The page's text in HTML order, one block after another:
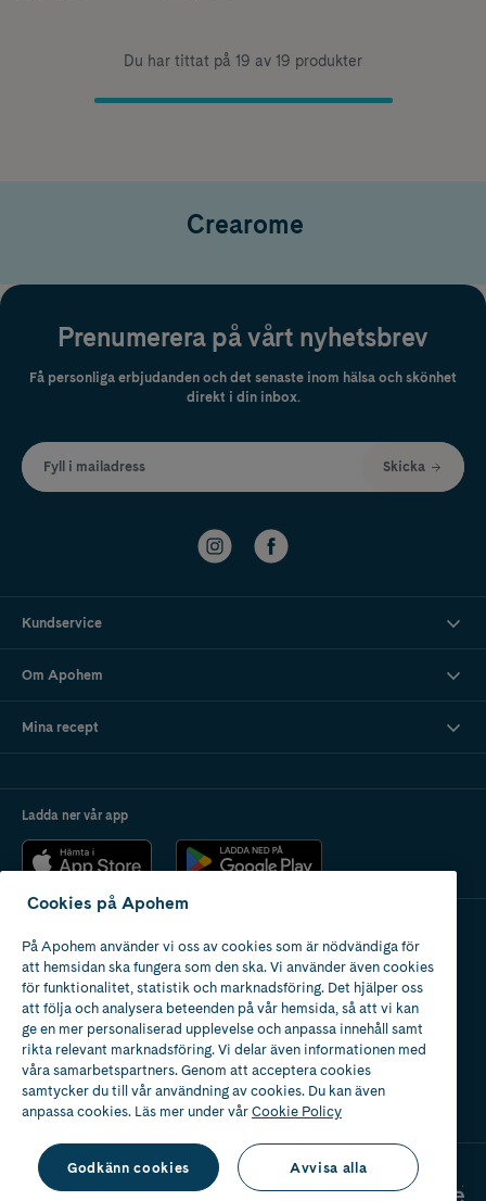
Du har tittat på 19 av 19 produkter
Crearome
Prenumerera på vårt nyhetsbrev
Få personliga erbjudanden och det senaste inom hälsa och skönhet
direkt i din inbox.
Fyll i mailadress Skicka
Kundservice
Om Apohem
Mina recept
Ladda ner vår app
Apotek med tillstånd
av Läkemedelsverket
2024
Cookies på Apohem
På Apohem använder vi oss av cookies som är nödvändiga för
att hemsidan ska fungera som den ska. Vi använder även cookies
för funktionalitet, statistik och marknadsföring. Det hjälper oss
att följa och analysera beteenden på vår hemsida, så att vi kan
ge en mer personaliserad upplevelse och anpassa innehåll samt
rikta relevant marknadsföring. Vi delar även informationen med
våra samarbetspartners. Genom att acceptera cookies
samtycker du till vår användning av cookies. Du kan även
anpassa cookies. Läs mer under vårCookie Policy
Godkänn cookies Avvisa alla